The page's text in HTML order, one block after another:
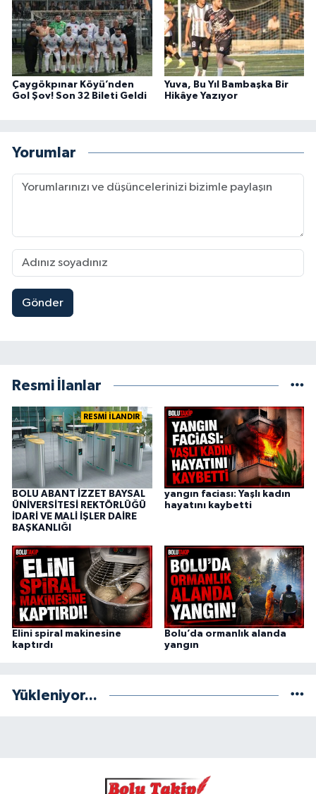
Çaygökpınar Köyü’nden
Gol Şov! Son 32 Bileti Geldi
Yuva, Bu Yıl Bambaşka Bir
Hikâye Yazıyor
Yorumlar
Gönder
Resmi İlanlar
RESMİ İLANDIR
BOLU ABANT İZZET BAYSAL
ÜNİVERSİTESİ REKTÖRLÜĞÜ
İDARİ VE MALİ İŞLER DAİRE
BAŞKANLIĞI
yangın faciası: Yaşlı kadın
hayatını kaybetti
Elini spiral makinesine
kaptırdı
Bolu’da ormanlık alanda
yangın
Yükleniyor...